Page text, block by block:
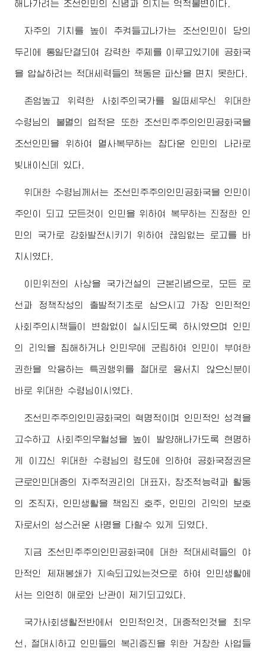
해나가려는 조선인민의 신념과 의지는 억척불변이다.
자주의 기치를 높이 추켜들고나가는 조선인민이 당의
두리에 통일단결되여 강력한 주체를 이루고있기에 공화국
을 압살하려는 적대세력들의 책동은 파산을 면치 못한다.
존엄높고 위력한 사회주의국가를 일떠세우신 위대한
수령님 의 불멸의 업적은 또한 조선민주주의인민공화국을
조선인민을 위하여 멸사복무하는 참다운 인민의 나라로
빛내이신데 있다.
위대한 수령님께서는 조선민주주의인민공화국을 인민이
주인이 되고 모든것이 인민을 위하여 복무하는 진정한 인
민의 국가로 강화발전시키기 위하여 끊임없는 로고를 바
치시였다.
이민위천의 사상을 국가건설의 근본리념으로, 모든 로
선과 정책작성의 출발적기초로 삼으시고 가장 인민적인
사회주의시책들이 변함없이 실시되도록 하시였으며 인민
의 리익을 침해하거나 인민우에 군림하여 인민이 부여한
권한을 악용하는 특권행위를 절대로 용서치 않으신분이
바로 위대한 수령님 이시였다.
조선민주주의인민공화국의 혁명적이며 인민적인 성격을
고수하고 사회주의우월성을 높이 발양해나가도록 현명하
게 이끄신 위대한 수령님 의 령도에 의하여 공화국정권은
근로인민대중의 자주적권리의 대표자, 창조적능력과 활동
의 조직자, 인민생활을 책임진 호주, 인민의 리익의 보호
자로서의 성스러운 사명을 다할수 있게 되였다.
지금 조선민주주의인민공화국에 대한 적대세력들의 야
만적인 제재봉쇄가 지속되고있는것으로 하여 인민생활에
서는 의연히 애로와 난관이 제기되고있다.
국가사회생활전반에서 인민적인것, 대중적인것을 최우
선, 절대시하고 인민들의 복리증진을 위한 거창한 사업들